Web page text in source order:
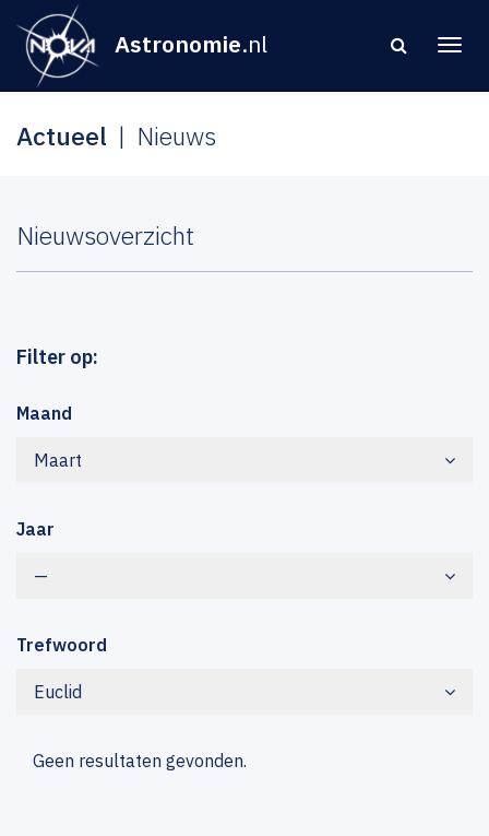
Astronomie.nl
Actueel Nieuws
Nieuwsoverzicht
Filter op:
Maand
Maart
Jaar
—
Trefwoord
Euclid
Geen resultaten gevonden.